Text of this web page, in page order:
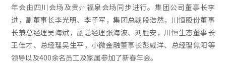
年会由四川会场及贵州福泉会场同步进行。集团公司董事长李
进，副董事长李光明、李子军，集团总裁段浩然，川恒股份董事
长兼总经理吴海斌，副总经理张海波、刘胜安，川恒生态董事长
王佳才、总经理吴生平，小微金融董事长彭威洋、总经理焦阳等
领导以及400余名员工及家属参加了新春年会。